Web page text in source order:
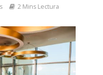
2 Mins Lectura